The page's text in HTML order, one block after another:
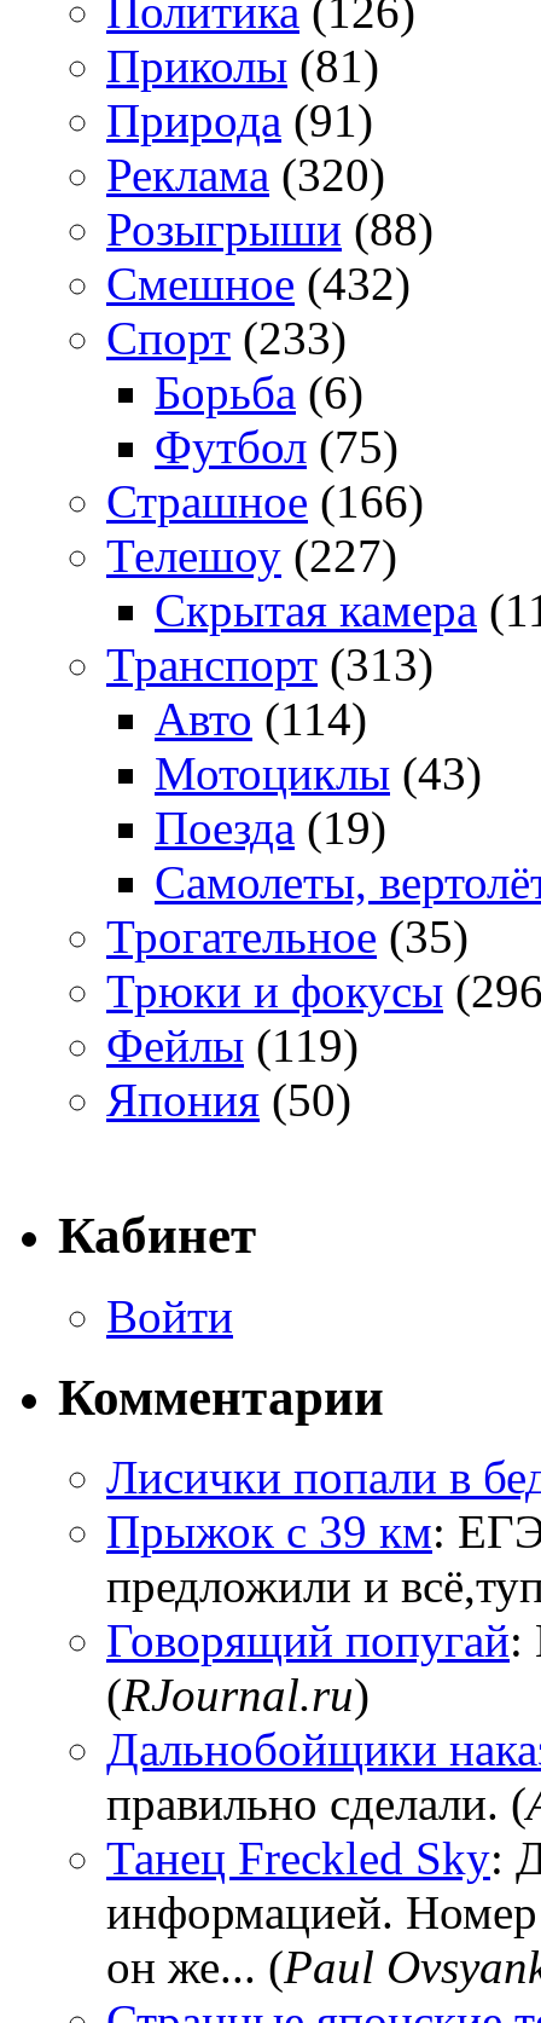
Политика (126)
Приколы (81)
Природа (91)
Реклама (320)
Розыгрыши (88)
Смешное (432)
Спорт (233)
Борьба (6)
Футбол (75)
Страшное (166)
Телешоу (227)
Скрытая камера
Транспорт (313)
Авто (114)
Мотоциклы (43)
Поезда (19)
Самолеты,
Трогательное (35)
Трюки и фокусы
Фейлы (119)
Япония (50)
Кабинет
Войти
Комментарии
Лисички попали в
Прыжок с 39 км:
предложили и
Говорящий попугай:
(RJournal.ru)
Дальнобойщики
правильно сделали. (
Танец Freckled Sky:
информацией.
он же... (Paul